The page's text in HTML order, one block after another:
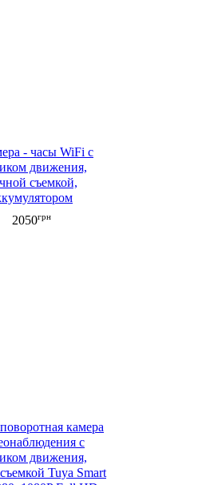
- часы WiFi с
движения,
съемкой,
2050грн
камера
с
движения,
Tuya Smart